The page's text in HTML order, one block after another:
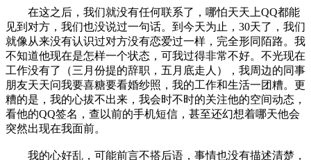
在这之后，我们就没有任何联系了，哪怕天天上QQ都能
见到对方，我们也没说过一句话。到今天为止，30天了，我们
就像从来没有认识过对方没有恋爱过一样，完全形同陌路。我
不知道他现在是怎样一个状态，可我过得非常不好。不光现在
工作没有了（三月份提的辞职，五月底走人），我周边的同事
朋友天天问我要喜糖要看婚纱照，我的工作和生活一团糟。更
糟的是，我的心拔不出来，我会时不时的关注他的空间动态，
看他的QQ签名，查以前的手机短信，甚至还幻想着哪天他会
突然出现在我面前。
我的心好乱，可能前言不搭后语，事情也没有描述清楚，